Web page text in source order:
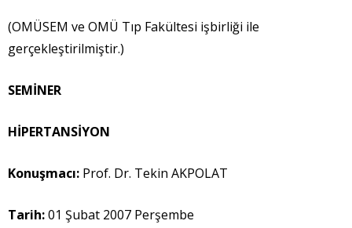
(OMÜSEM ve OMÜ Tıp Fakültesi işbirliği ile
gerçekleştirilmiştir.)
SEMİNER
HİPERTANSİYON
Konuşmacı: Prof. Dr. Tekin AKPOLAT
Tarih:01 Şubat 2007 Perşembe